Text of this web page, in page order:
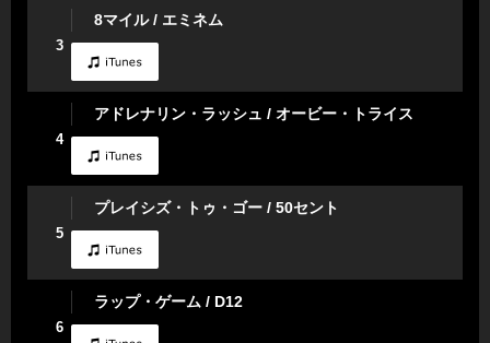
3
8マイル / エミネム
4
アドレナリン・ラッシュ / オービー・トライス
5
プレイシズ・トゥ・ゴー / 50セント
6
ラップ・ゲーム / D12